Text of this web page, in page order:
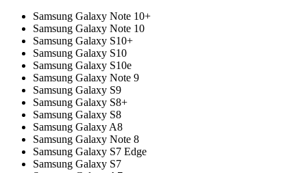
Samsung Galaxy Note 10+
Samsung Galaxy Note 10
Samsung Galaxy S10+
Samsung Galaxy S10
Samsung Galaxy S10e
Samsung Galaxy Note 9
Samsung Galaxy S9
Samsung Galaxy S8+
Samsung Galaxy S8
Samsung Galaxy A8
Samsung Galaxy Note 8
Samsung Galaxy S7 Edge
Samsung Galaxy S7